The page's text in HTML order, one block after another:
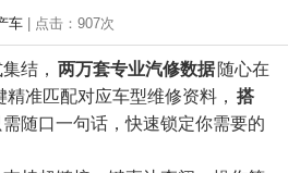
车 | 点击： 907次
结， 两万套专业汽修数据 随心在
准匹配对应车型维修资料， 搭
需随口一句话，快速锁定你需要的